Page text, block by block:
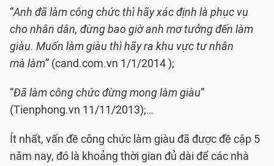
“Anh đã làm công chức thì hãy xác định là phục vụ
cho nhân dân, đừng bao giờ anh mơ tưởng đến làm
giàu. Muốn làm giàu thì hãy ra khu vực tư nhân
mà làm” (cand.com.vn 1/1/2014 );
“Đã làm công chức đừng mong làm giàu”
(Tienphong.vn 11/11/2013);…
Ít nhất, vấn đề công chức làm giàu đã được đề cập 5
năm nay, đó là khoảng thời gian đủ dài để các nhà